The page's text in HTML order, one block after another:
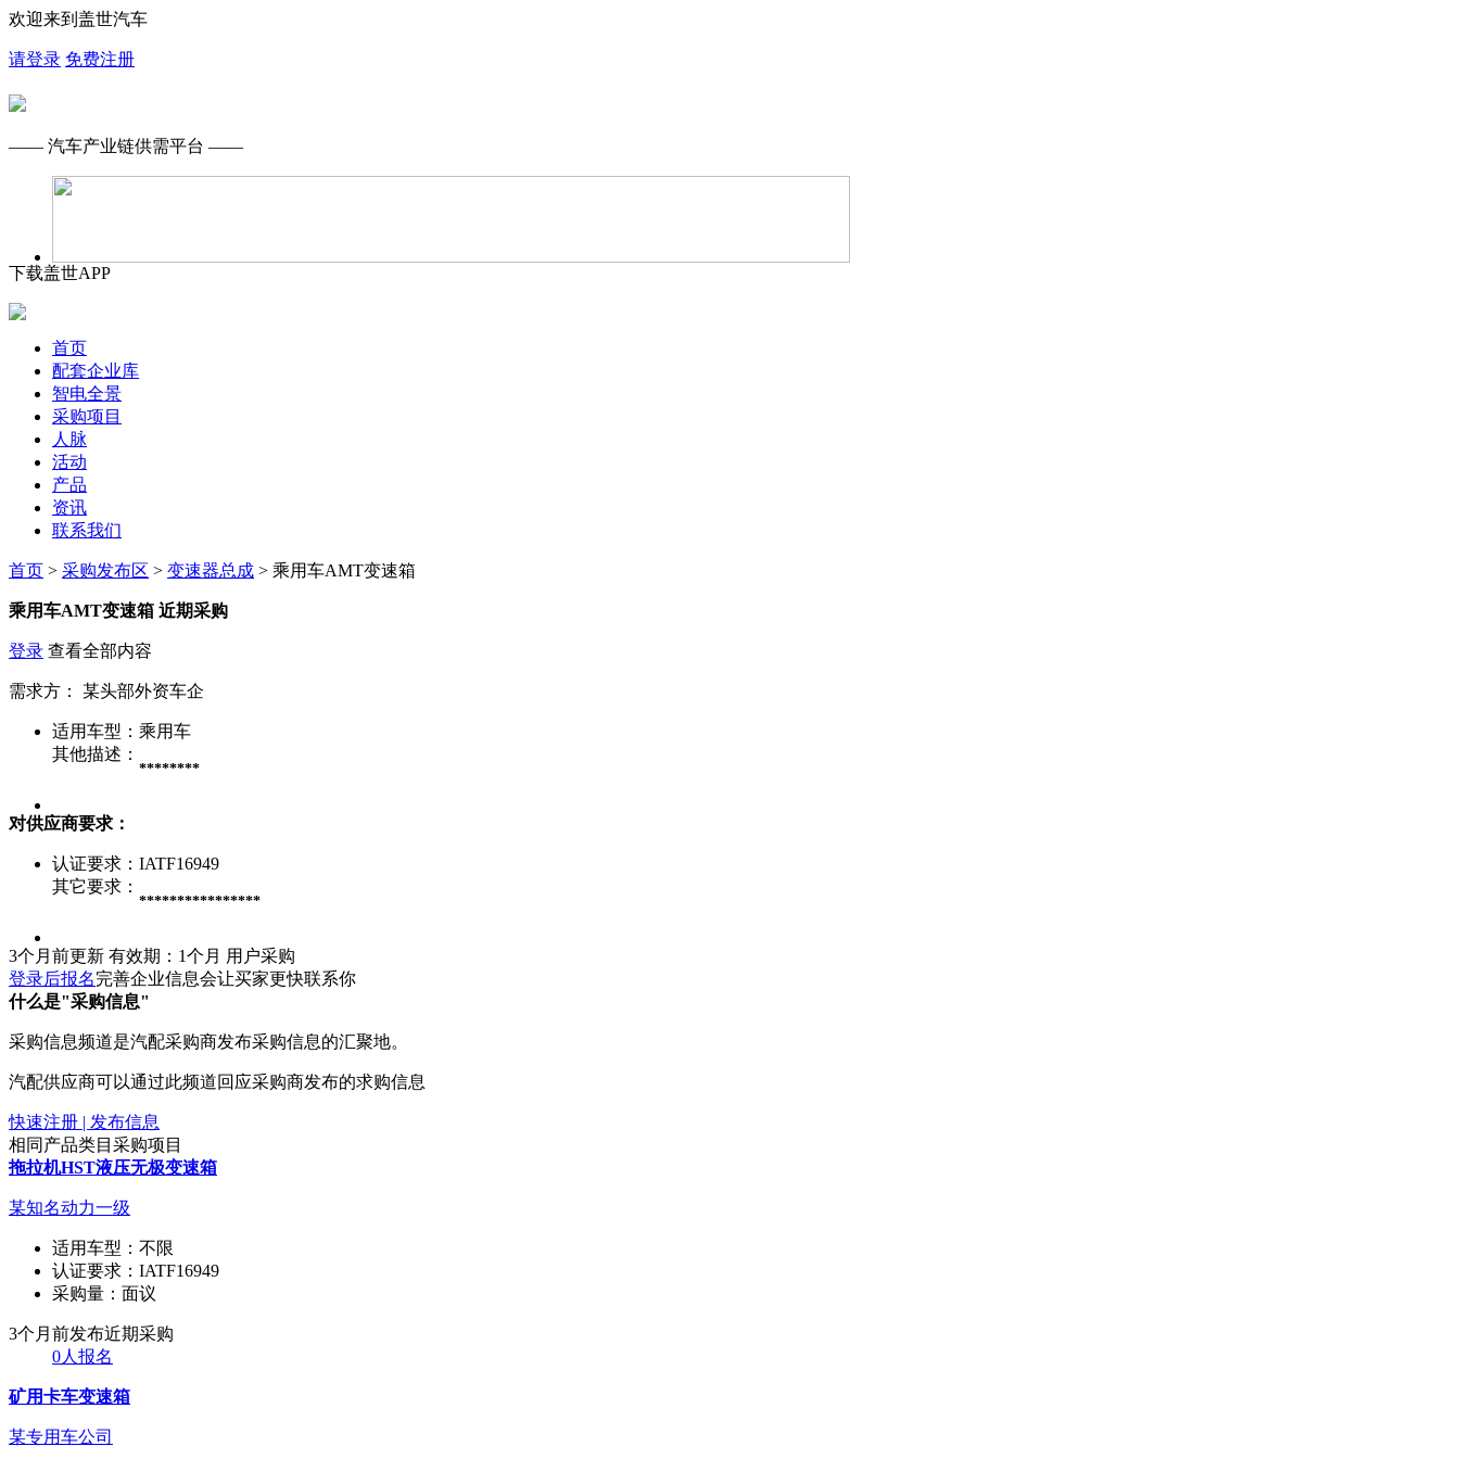
欢迎来到盖世汽车
请登录 免费注册
—— 汽车产业链供需平台 ——
下载盖世APP
首页
配套企业库
智电全景
采购项目
人脉
活动
产品
资讯
联系我们
首页 > 采购发布区 > 变速器总成 > 乘用车AMT变速箱
乘用车AMT变速箱 近期采购
登录 查看全部内容
需求方： 某头部外资车企
适用车型： 乘用车
其他描述：
********
对供应商要求：
认证要求： IATF16949
其它要求：
****************
3个月前更新 有效期：1个月 用户采购
登录后报名完善企业信息会让买家更快联系你
什么是"采购信息"
采购信息频道是汽配采购商发布采购信息的汇聚地。
汽配供应商可以通过此频道回应采购商发布的求购信息
快速注册 | 发布信息
相同产品类目采购项目
拖拉机HST液压无极变速箱
某知名动力一级
适用车型： 不限
认证要求： IATF16949
采购量： 面议
3个月前发布近期采购
0人报名
矿用卡车变速箱
某专用车公司